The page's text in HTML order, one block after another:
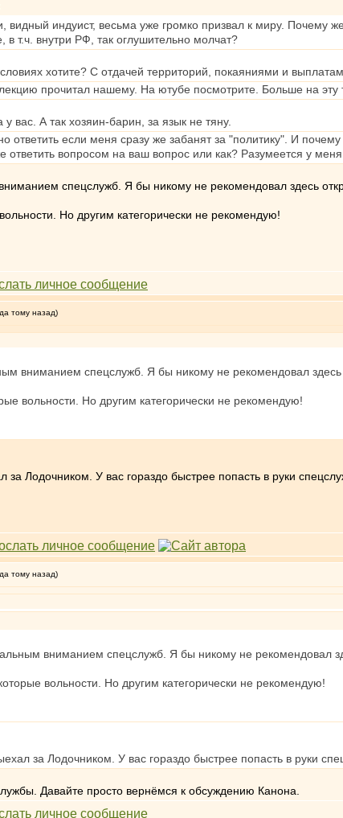
индуист, весьма уже громко призвал к миру. Почему
в т.ч. внутри РФ, так оглушительно молчат?
хотите? С отдачей территорий, покаяниями и
прочитал нашему. На ютубе посмотрите. Больше на эту
А так хозяин-барин, за язык не тяну.
ответить если меня сразу же забанят за "политику". И
вопросом на ваш вопрос или как? Разумеется у
спецслужб. Я бы никому не рекомендовал здесь
Но другим категорически не рекомендую!
тому назад)
вниманием спецслужб. Я бы никому не рекомендовал здесь
вольности. Но другим категорически не рекомендую!
Лодочником. У вас гораздо быстрее попасть в руки
тому назад)
вниманием спецслужб. Я бы никому не рекомендовал
вольности. Но другим категорически не рекомендую!
за Лодочником. У вас гораздо быстрее попасть в руки
Давайте просто вернёмся к обсуждению Канона.